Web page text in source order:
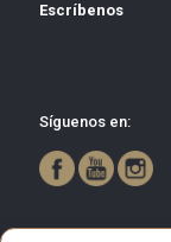
Escríbenos
Síguenos en: